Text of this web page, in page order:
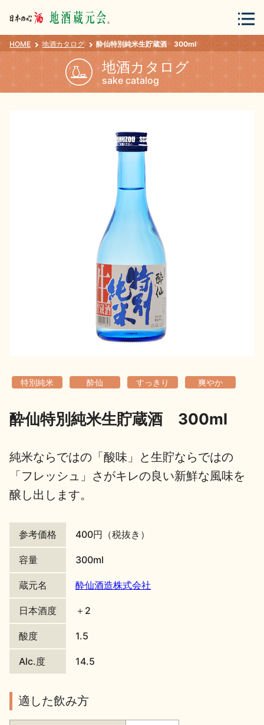
会員登録 ログイン
地酒カタログ
地酒解体新書
歳時記 地酒蔵元会検定
地酒川柳
地酒・イベント情報
HOME 地酒カタログ 酔仙特別純米生貯蔵酒 300ml
地酒カタログ
sake catalog
特別純米 酔仙 すっきり 爽やか
酔仙特別純米生貯蔵酒 300ml
純米ならではの「酸味」と生貯ならではの
「フレッシュ」さがキレの良い新鮮な風味を
醸し出します。
参考価格 400円（税抜き）
容量 300ml
蔵元名 酔仙酒造株式会社
日本酒度 ＋2
酸度 1.5
Alc.度 14.5
適した飲み方